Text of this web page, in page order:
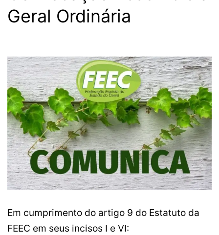
Geral Ordinária
Em cumprimento do artigo 9 do Estatuto da
FEEC em seus incisos I e VI: